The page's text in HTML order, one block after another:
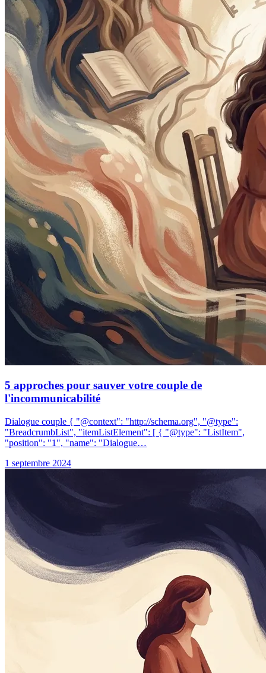
5 approches pour sauver votre couple de
l'incommunicabilité
Dialogue couple { "@context": "http://schema.org", "@type":
"BreadcrumbList", "itemListElement": [ { "@type": "ListItem",
"position": "1", "name": "Dialogue…
1 septembre 2024